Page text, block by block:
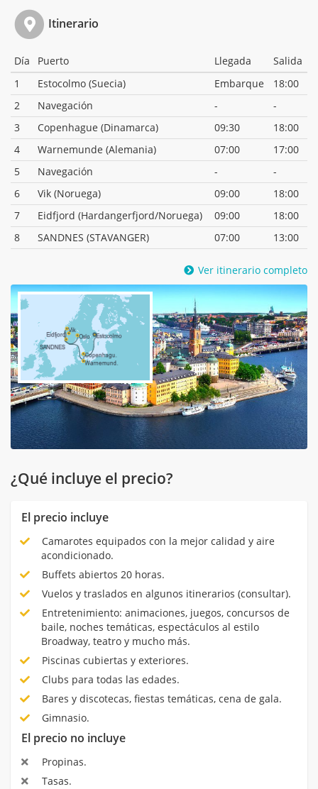
Itinerario
Día Puerto Llegada
Salida
1
Estocolmo (Suecia) Embarque
18:00
2
Navegación -
-
3
Copenhague (Dinamarca) 09:30
18:00
4
Warnemunde (Alemania) 07:00
17:00
5
Navegación -
-
6
Vik (Noruega) 09:00
18:00
7
Eidfjord (Hardangerfjord/Noruega) 09:00
18:00
8
SANDNES (STAVANGER) 07:00 13:00
Ver itinerario completo
¿Qué incluye el precio?
El precio incluye
Camarotes equipados con la mejor calidad y aire
acondicionado.
Buffets abiertos 20 horas.
Vuelos y traslados en algunos itinerarios (consultar).
Entretenimiento: animaciones, juegos, concursos de
baile, noches temáticas, espectáculos al estilo
Broadway, teatro y mucho más.
Piscinas cubiertas y exteriores.
Clubs para todas las edades.
Bares y discotecas, fiestas temáticas, cena de gala.
Gimnasio.
El precio no incluye
Propinas.
Tasas.